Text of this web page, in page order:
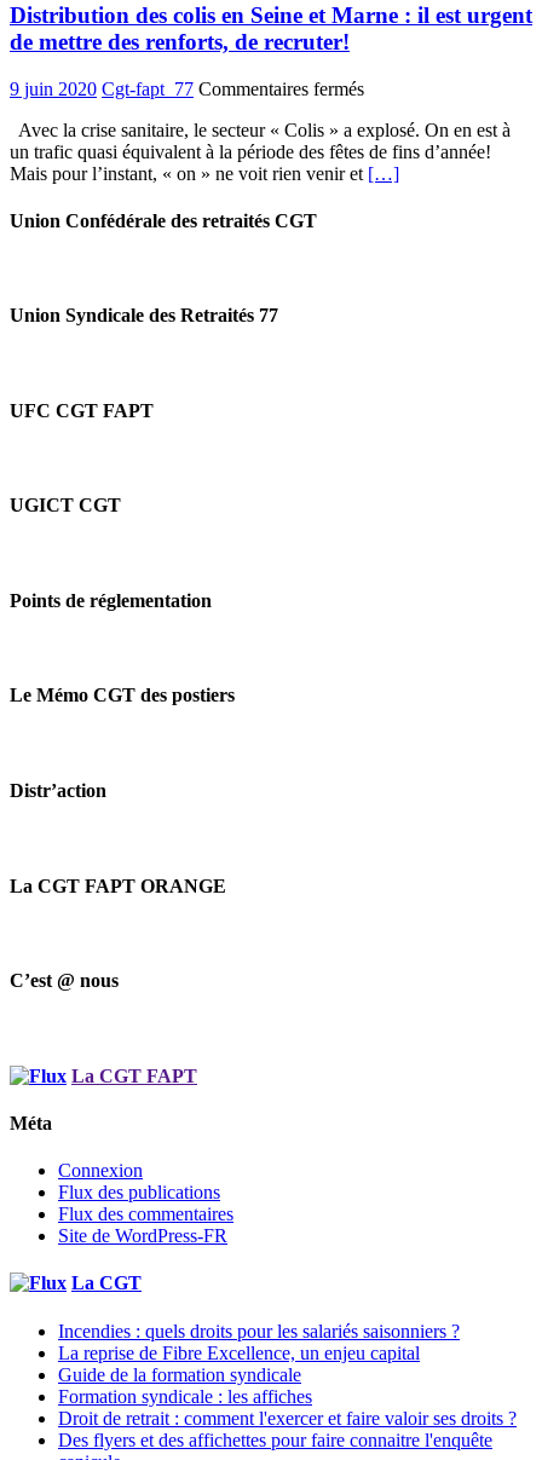
Distribution des colis en Seine et Marne : il est urgent
de mettre des renforts, de recruter!
9 juin 2020 Cgt-fapt_77 Commentaires ferméssur
des
colis
en
Avec la crise sanitaire, le secteur « Colis » a explosé. On en est à
un trafic quasi équivalent à la période des fêtes de fins d’année!
Mais pour l’instant, « on » ne voit rien venir et […]
Union Confédérale des retraités CGT
Union Syndicale des Retraités 77
UFC CGT FAPT
UGICT CGT
Points de réglementation
Le Mémo CGT des postiers
Distr’action
La CGT FAPT ORANGE
C’est @ nous
La CGT FAPT
Méta
Connexion
Flux des publications
Flux des commentaires
Site de WordPress-FR
La CGT
Incendies : quels droits pour les salariés saisonniers ?
La reprise de Fibre Excellence, un enjeu capital
Guide de la formation syndicale
Formation syndicale : les affiches
Droit de retrait : comment l'exercer et faire valoir ses droits ?
Des flyers et des affichettes pour faire connaitre l'enquête